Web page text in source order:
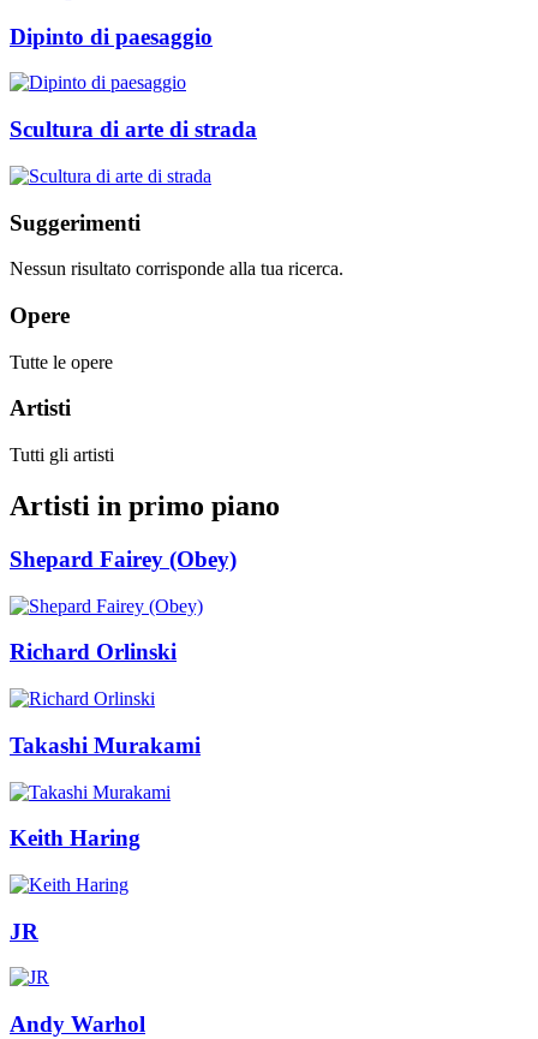
Dipinto di paesaggio
Scultura di arte di strada
Suggerimenti
Nessun risultato corrisponde alla tua ricerca.
Opere
Tutte le opere
Artisti
Tutti gli artisti
Artisti in primo piano
Shepard Fairey (Obey)
Richard Orlinski
Takashi Murakami
Keith Haring
JR
Andy Warhol